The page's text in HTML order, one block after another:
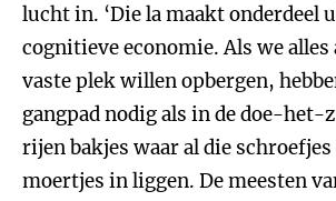
lucht in. ‘Die la maakt onderdeel
cognitieve economie. Als we alles
vaste plek willen opbergen,
gangpad nodig als in de doe-
rijen bakjes waar al die schroefjes
moertjes in liggen. De meesten